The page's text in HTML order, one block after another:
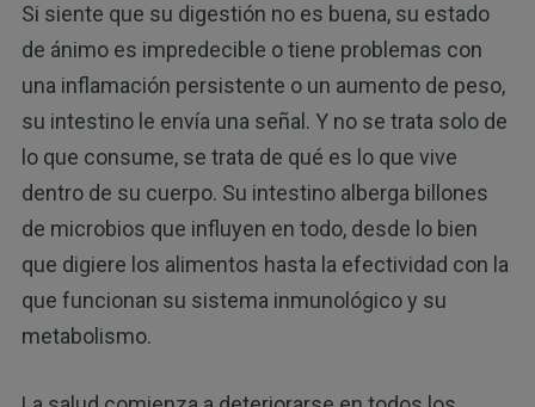
Si siente que su digestión no es buena, su estado
de ánimo es impredecible o tiene problemas con
una inflamación persistente o un aumento de peso,
su intestino le envía una señal. Y no se trata solo de
lo que consume, se trata de qué es lo que vive
dentro de su cuerpo. Su intestino alberga billones
de microbios que influyen en todo, desde lo bien
que digiere los alimentos hasta la efectividad con la
que funcionan su sistema inmunológico y su
metabolismo.